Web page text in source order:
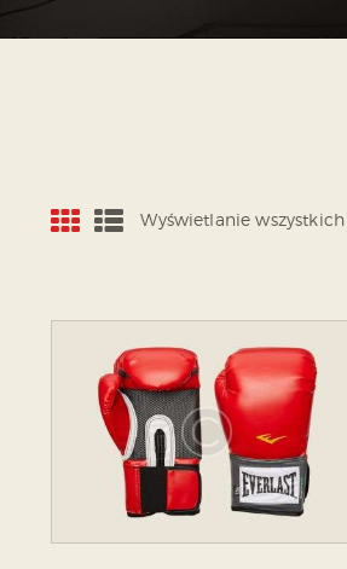
Wyświetlanie